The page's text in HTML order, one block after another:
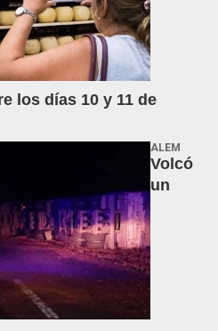
los días 10 y 11 de
ALEM
Volcó
un